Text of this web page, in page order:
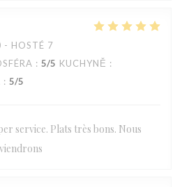
HOSTÉ 7
: 5/5 KUCHYNĚ :
: 5/5
service. Plats très bons. Nous